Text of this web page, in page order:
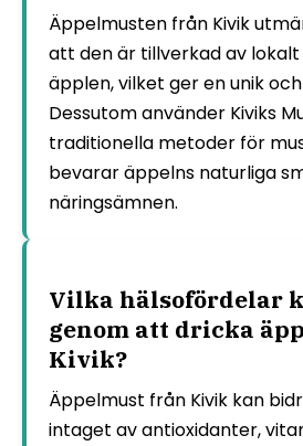
Äppelmusten från Kivik
att den är tillverkad av lokalt
äpplen, vilket ger en unik
Dessutom använder Kiviks
traditionella metoder för
bevarar äppelns naturliga
näringsämnen.
Vilka hälsofördelar
genom att dricka
Kivik?
Äppelmust från Kivik kan
intaget av antioxidanter,